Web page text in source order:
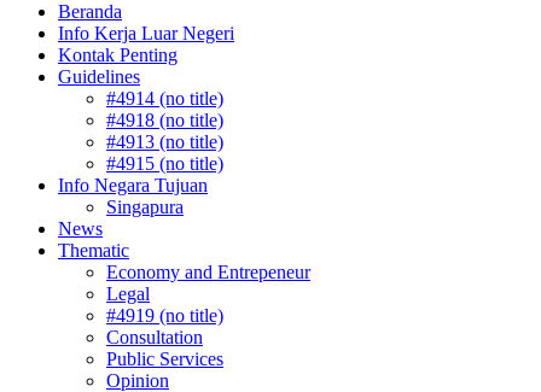
Beranda
Info Kerja Luar Negeri
Kontak Penting
Guidelines
#4914 (no title)
#4918 (no title)
#4913 (no title)
#4915 (no title)
Info Negara Tujuan
Singapura
News
Thematic
Economy and Entrepeneur
Legal
#4919 (no title)
Consultation
Public Services
Opinion